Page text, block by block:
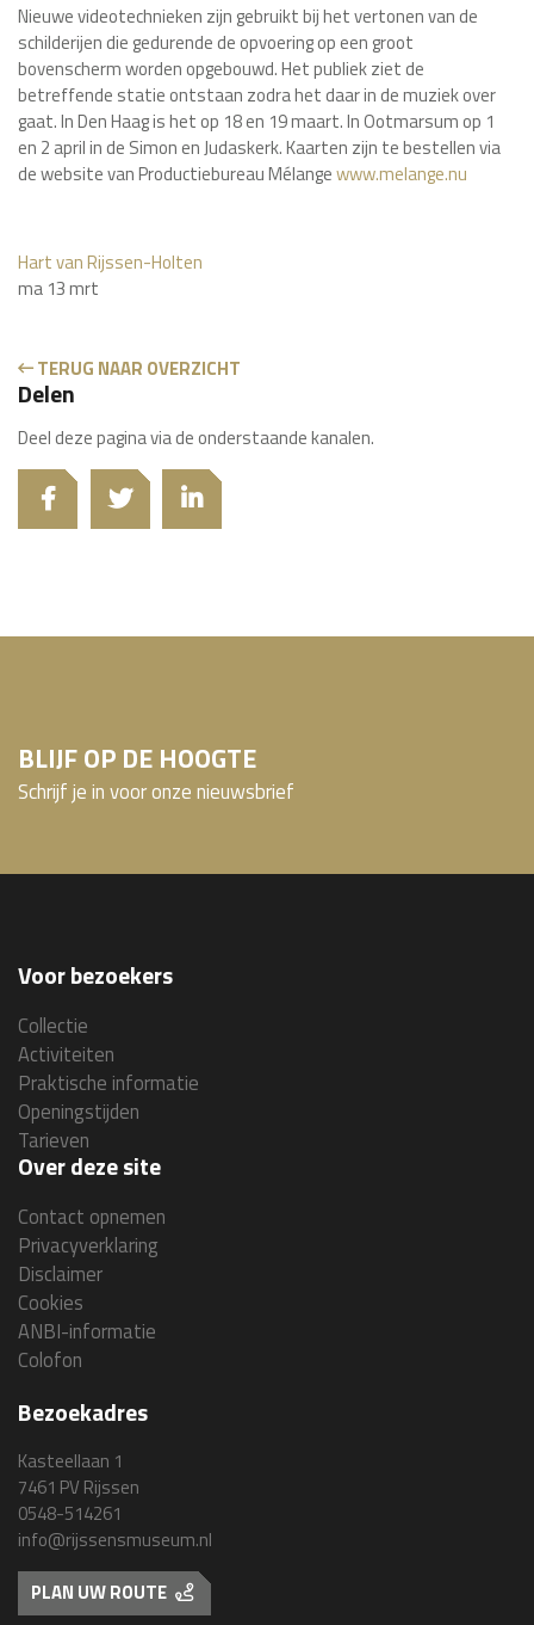
Nieuwe videotechnieken zijn gebruikt bij het vertonen van de
schilderijen die gedurende de opvoering op een groot
bovenscherm worden opgebouwd. Het publiek ziet de
betreffende statie ontstaan zodra het daar in de muziek over
gaat. In Den Haag is het op 18 en 19 maart. In Ootmarsum op 1
en 2 april in de Simon en Judaskerk. Kaarten zijn te bestellen via
de website van Productiebureau Mélangewww.melange.nu
Hart van Rijssen-Holten
ma 13 mrt
TERUG NAAR OVERZICHT
Delen
Deel deze pagina via de onderstaande kanalen.
BLIJF OP DE HOOGTE
Schrijf je in voor onze nieuwsbrief
Voor bezoekers
Collectie
Activiteiten
Praktische informatie
Openingstijden
Tarieven
Over deze site
Contact opnemen
Privacyverklaring
Disclaimer
Cookies
ANBI-informatie
Colofon
Bezoekadres
Kasteellaan 1
7461 PV Rijssen
0548-514261
info@rijssensmuseum.nl
PLAN UW ROUTE